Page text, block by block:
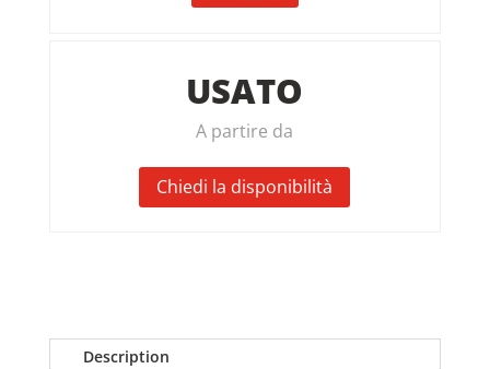
USATO
A partire da
Chiedi la disponibilità
Description